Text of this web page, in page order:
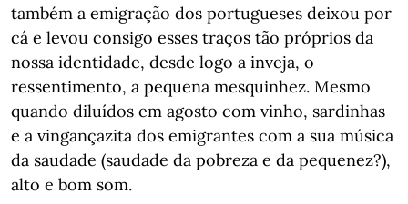
também a emigração dos portugueses deixou por
cá e levou consigo esses traços tão próprios da
nossa identidade, desde logo a inveja, o
ressentimento, a pequena mesquinhez. Mesmo
quando diluídos em agosto com vinho, sardinhas
e a vingançazita dos emigrantes com a sua música
da saudade (saudade da pobreza e da pequenez?),
alto e bom som.